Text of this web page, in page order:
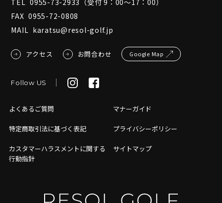
TEL 0955-73-2933 （受付 9：00～17：00）
FAX 0955-72-0808
MAIL karatsu@resol-golf.jp
アクセス お問合わせ Google Map
Follow US
よくあるご質問 マナーガイド
特定商取引法に基づく表記 プライバシーポリシー
カスタマーハラスメントに関する
行動指針
サイトマップ